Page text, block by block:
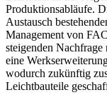
Produktionsabläufe.
Austausch
Management von
steigenden
eine
wodurch zukünftig
Leichtbauteile